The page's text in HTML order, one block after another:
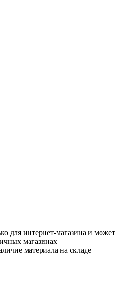
для интернет-магазина и может
магазинах.
материала на складе